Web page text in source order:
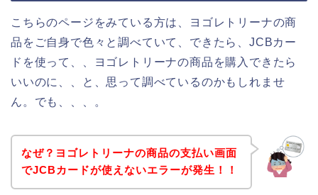
こちらのページをみている方は、ヨゴレトリーナの商
品をご自身で色々と調べていて、できたら、JCBカー
ドを使って、、ヨゴレトリーナの商品を購入できたら
いいのに、、と、思って調べているのかもしれませ
ん。でも、、、。
なぜ？ヨゴレトリーナの商品の支払い画面
でJCBカードが使えないエラーが発生！！